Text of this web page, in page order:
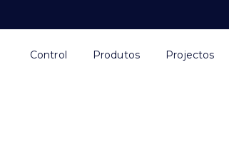
Control Produtos Projectos